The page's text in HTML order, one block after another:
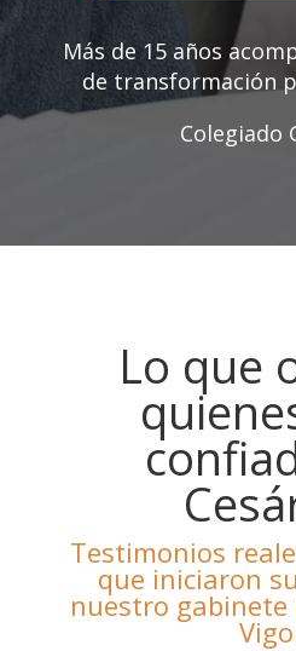
Más de 15 años
de transformación
Colegiado
Lo que
Testimonios
que iniciaron
nuestro gabinete